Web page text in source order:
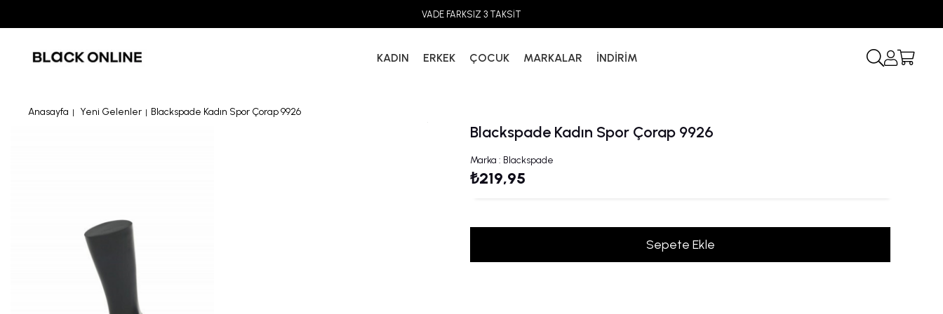
VADE FARKSIZ 3 TAKSİT
KADIN ERKEK ÇOCUK MARKALAR İNDİRİM
Anasayfa Yeni Gelenler Blackspade Kadın Spor Çorap 9926
Blackspade Kadın Spor Çorap 9926
Marka : Blackspade
₺219,95